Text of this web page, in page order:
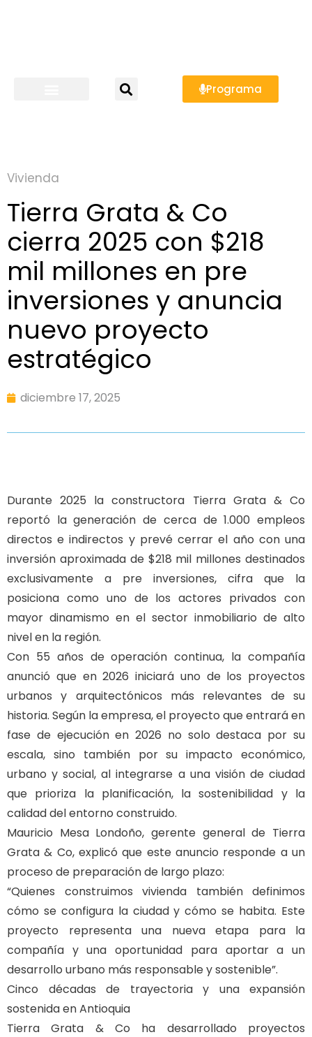
Programa
Vivienda
Tierra Grata & Co
cierra 2025 con $218
mil millones en pre
inversiones y anuncia
nuevo proyecto
estratégico
diciembre 17, 2025
Durante 2025 la constructora Tierra Grata & Co
reportó la generación de cerca de 1.000 empleos
directos e indirectos y prevé cerrar el año con una
inversión aproximada de $218 mil millones destinados
exclusivamente a pre inversiones, cifra que la
posiciona como uno de los actores privados con
mayor dinamismo en el sector inmobiliario de alto
nivel en la región.
Con 55 años de operación continua, la compañía
anunció que en 2026 iniciará uno de los proyectos
urbanos y arquitectónicos más relevantes de su
historia. Según la empresa, el proyecto que entrará en
fase de ejecución en 2026 no solo destaca por su
escala, sino también por su impacto económico,
urbano y social, al integrarse a una visión de ciudad
que prioriza la planificación, la sostenibilidad y la
calidad del entorno construido.
Mauricio Mesa Londoño, gerente general de Tierra
Grata & Co, explicó que este anuncio responde a un
proceso de preparación de largo plazo:
“Quienes construimos vivienda también definimos
cómo se configura la ciudad y cómo se habita. Este
proyecto representa una nueva etapa para la
compañía y una oportunidad para aportar a un
desarrollo urbano más responsable y sostenible”.
Cinco décadas de trayectoria y una expansión
sostenida en Antioquia
Tierra Grata & Co ha desarrollado proyectos